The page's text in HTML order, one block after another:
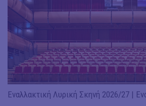
Εναλλακτική Λυρική Σκηνή 2026/27 |